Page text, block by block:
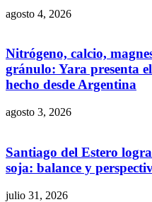
agosto 4, 2026
Nitrógeno, calcio,
gránulo: Yara presenta
hecho desde Argentina
agosto 3, 2026
Santiago del Estero
soja: balance y
julio 31, 2026